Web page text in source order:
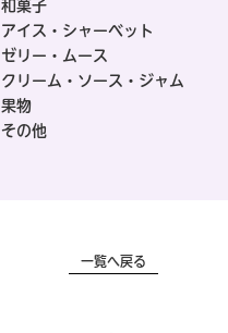
和菓子
アイス・シャーベット
ゼリー・ムース
クリーム・ソース・ジャム
果物
その他
一覧へ戻る